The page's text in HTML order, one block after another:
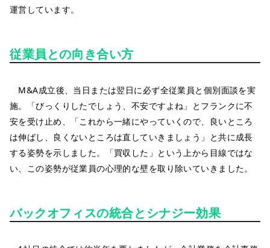
運営しています。
従業員との向き合い方
M&A成立後、当日または翌日に必ず全従業員と個別面談を実
施。「びっくりしたでしょう、不安ですよね」とフランクに不
安を受け止め、「これから一緒にやっていくので、良いところ
は伸ばし、良くないところは直していきましょう」と共に成長
する姿勢を示しました。「買収した」という上から目線ではな
い、この姿勢が従業員の心理的な壁を取り除いていきました。
バックオフィスの統合とシナジー効果